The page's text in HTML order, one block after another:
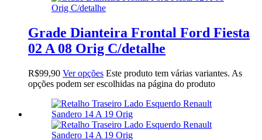
Grade Dianteira Frontal Ford Fiesta
02 A 08 Orig C/detalhe
R$99,90 Ver opções Este produto tem várias variantes. As
opções podem ser escolhidas na página do produto